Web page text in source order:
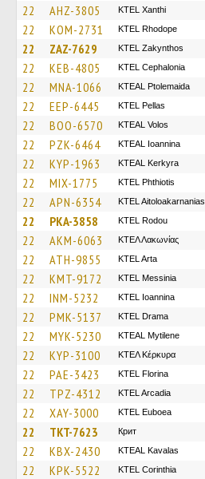
22 AHZ-3805 KTEL Xanthi
22 KOM-2731 KTEL Rhodope
22 ZAZ-7629 KTEL Zakynthos
22 KEB-4805 KTEL Cephalonia
22 MNA-1066 KTEAL Ptolemaida
22 EEP-6445 KTEL Pellas
22 BOO-6570 KTEAL Volos
22 PZK-6464 KTEAL Ioannina
22 KYP-1963 KTEAL Kerkyra
22 MIX-1775 ΚΤΕL Phthiotis
22 APN-6354 KTEL Aitoloakarnanias
22 PKA-3858 ΚΤΕL Rodou
22 AKM-6063 ΚΤΕΛ Λακωνίας
22 ATH-9855 KTEL Arta
22 KMT-9172 KTEL Messinia
22 INM-5232 KTEL Ioannina
22 PMK-5137 KTEL Drama
22 MYK-5230 KTEAL Mytilene
22 KYP-3100 ΚΤΕΛ Κέρκυρα
22 PAE-3423 KTEL Florina
22 TPZ-4312 KTEL Arcadia
22 XAY-3000 ΚΤΕL Euboea
22 TKT-7623 Крит
22 KBX-2430 KTEAL Kavalas
22 KPK-5522 KTEL Corinthia